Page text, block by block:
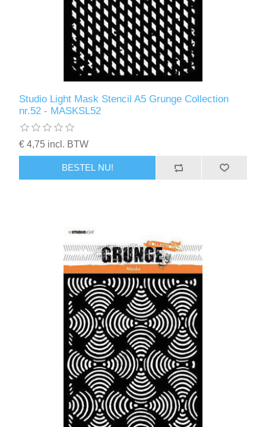
Studio Light Mask Stencil A5 Grunge Collection
nr.52 - MASKSL52
€ 4,75 incl. BTW
BESTEL NU!